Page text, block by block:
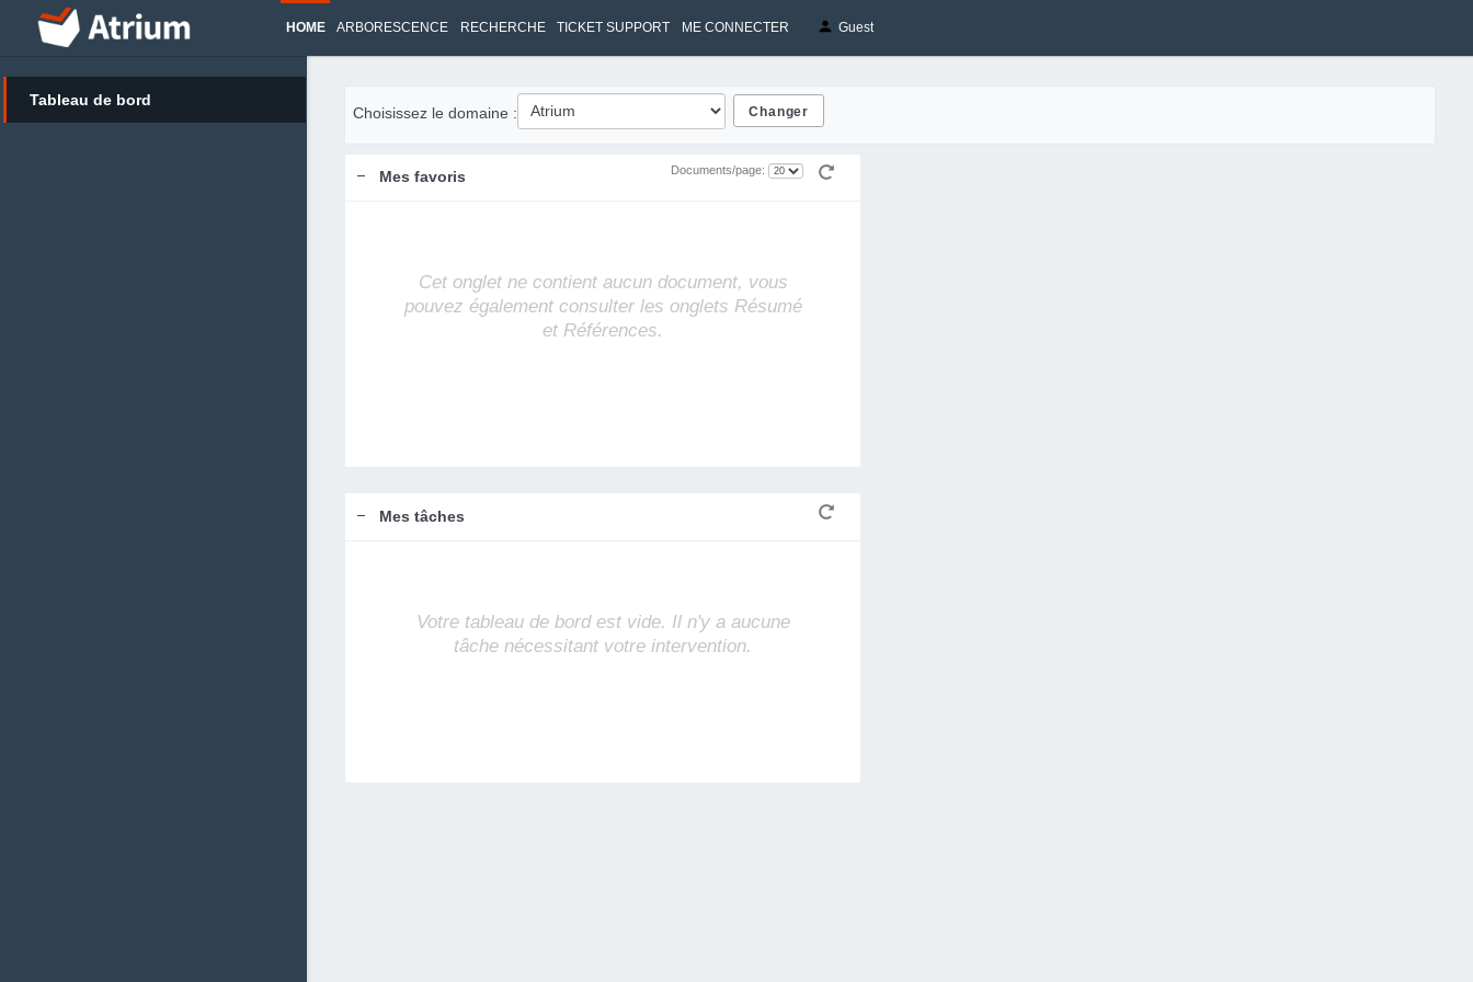
HOME ARBORESCENCE RECHERCHE TICKET SUPPORT ME CONNECTER Guest
Tableau de bord
Choisissez le domaine :
Mes favoris Documents/page:
Cet onglet ne contient aucun document, vous
pouvez également consulter les onglets Résumé
et Références.
Mes tâches
Votre tableau de bord est vide. Il n'y a aucune
tâche nécessitant votre intervention.